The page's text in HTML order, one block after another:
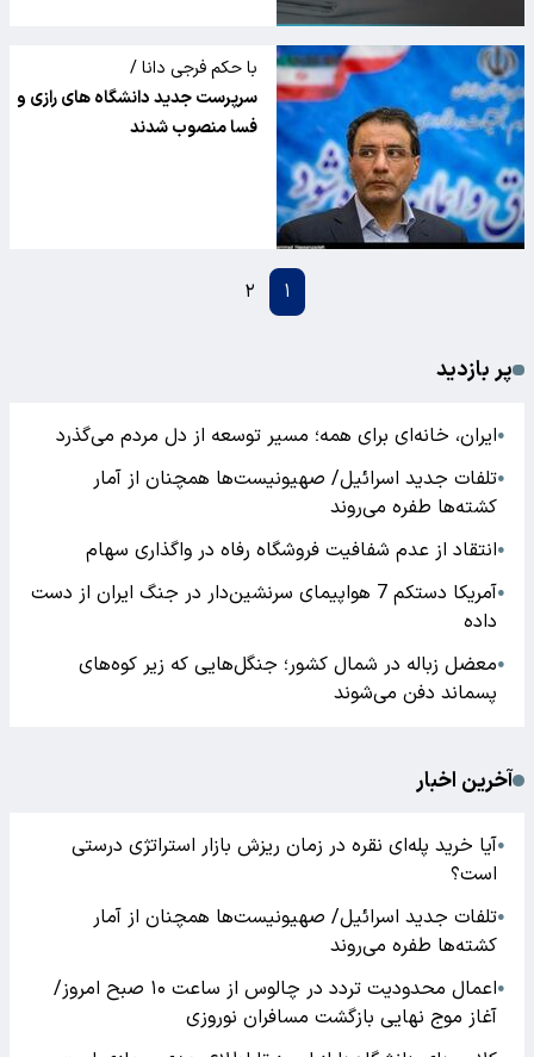
با حکم فرجی دانا /
سرپرست جدید دانشگاه های رازی و
فسا منصوب شدند
۱ ۲
پر بازدید
●ایران، خانه‌ای برای همه؛ مسیر توسعه از دل مردم می‌گذرد
●تلفات جدید اسرائیل/ صهیونیست‌ها همچنان از آمار
کشته‌ها طفره می‌روند
●انتقاد از عدم شفافیت فروشگاه رفاه در واگذاری سهام
●
آمریکا دستکم 7 هواپیمای سرنشین‌دار در جنگ ایران از دست
داده
●معضل زباله در شمال کشور؛ جنگل‌هایی که زیر کوه‌های
پسماند دفن می‌شوند
آخرین اخبار
●آیا خرید پله‌ای نقره در زمان ریزش بازار استراتژی درستی
است؟
●تلفات جدید اسرائیل/ صهیونیست‌ها همچنان از آمار
کشته‌ها طفره می‌روند
●
اعمال محدودیت تردد در چالوس از ساعت ۱۰ صبح امروز/
آغاز موج نهایی بازگشت مسافران نوروزی